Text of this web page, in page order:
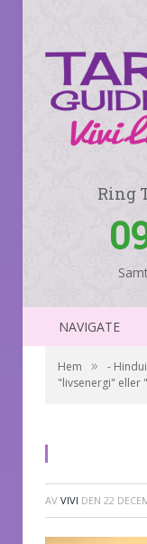
Ring
NAVIGATE
Hem » -
"livsenergi" eller
AV VIVI DEN 22